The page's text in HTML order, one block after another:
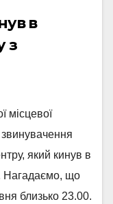
в
з
місцевої
який кинув в
Нагадаємо, що
близько 23.00.